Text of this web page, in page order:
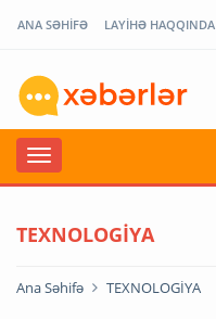
ANA SƏHİFƏ LAYİHƏ HAQQINDA
TEXNOLOGİYA
Ana Səhifə TEXNOLOGİYA